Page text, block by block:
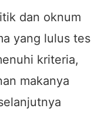
dan oknum
yang lulus tes
kriteria,
makanya